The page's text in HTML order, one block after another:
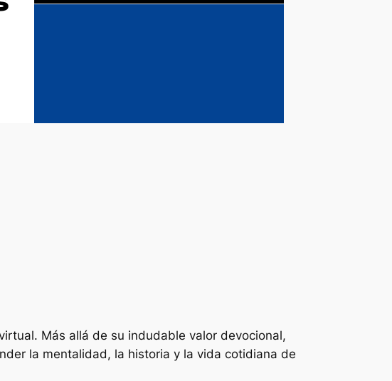
Más allá de su indudable valor devocional,
la mentalidad, la historia y la vida cotidiana de